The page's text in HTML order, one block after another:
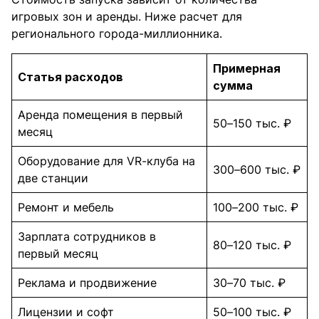
игровых зон и аренды. Ниже расчет для
регионального города-миллионника.
Статья расходов
Примерная
сумма
Аренда помещения в первый
месяц
50–150 тыс. ₽
Оборудование для VR-клуба на
две станции
300–600 тыс. ₽
Ремонт и мебель 100–200 тыс. ₽
Зарплата сотрудников в
первый месяц
80–120 тыс. ₽
Реклама и продвижение 30–70 тыс. ₽
Лицензии и софт 50–100 тыс. ₽